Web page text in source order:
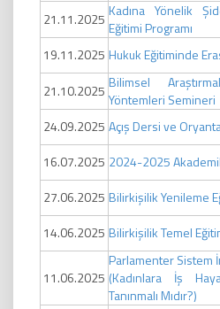
21.11.2025 Kadına Yönelik
Eğitimi Programı
19.11.2025 Hukuk Eğitiminde
21.10.2025 Bilimsel
Yöntemleri Semineri
24.09.2025 Açış Dersi ve
16.07.2025 2024-2025
27.06.2025 Bilirkişilik Yenileme
14.06.2025 Bilirkişilik Temel
11.06.2025
Parlamenter Sistem
(Kadınlara İş
Tanınmalı Mıdır?)